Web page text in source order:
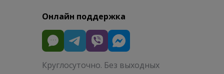
Онлайн поддержка
Круглосуточно. Без выходных